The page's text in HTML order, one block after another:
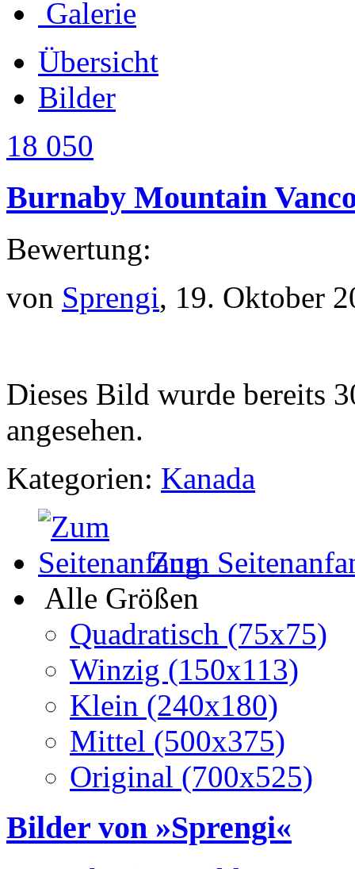
Galerie
Übersicht
Bilder
18 050
Burnaby Mountain
Bewertung:
von Sprengi, 19. Oktober
Dieses Bild wurde bereits
angesehen.
Kategorien: Kanada
Zum
Alle Größen
Quadratisch (75x75)
Winzig (150x113)
Klein (240x180)
Mittel (500x375)
Original (700x525)
Bilder von »Sprengi«